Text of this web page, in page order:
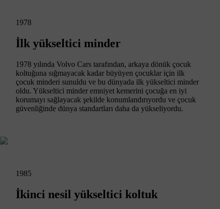
1978
İlk yükseltici minder
1978 yılında Volvo Cars tarafından, arkaya dönük çocuk
koltuğuna sığmayacak kadar büyüyen çocuklar için ilk
çocuk minderi sunuldu ve bu dünyada ilk yükseltici minder
oldu. Yükseltici minder emniyet kemerini çocuğa en iyi
korumayı sağlayacak şekilde konumlandırıyordu ve çocuk
güvenliğinde dünya standartları daha da yükseliyordu.
1985
İkinci nesil yükseltici koltuk